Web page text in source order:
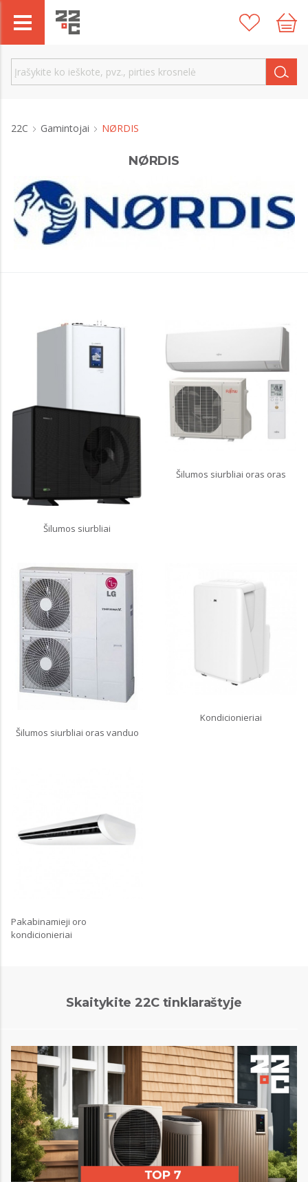
22C Gamintojai NØRDIS
NØRDIS
Šilumos siurbliai
Šilumos siurbliai oras oras
Šilumos siurbliai oras vanduo
Kondicionieriai
Pakabinamieji oro
kondicionieriai
Skaitykite 22C tinklaraštyje